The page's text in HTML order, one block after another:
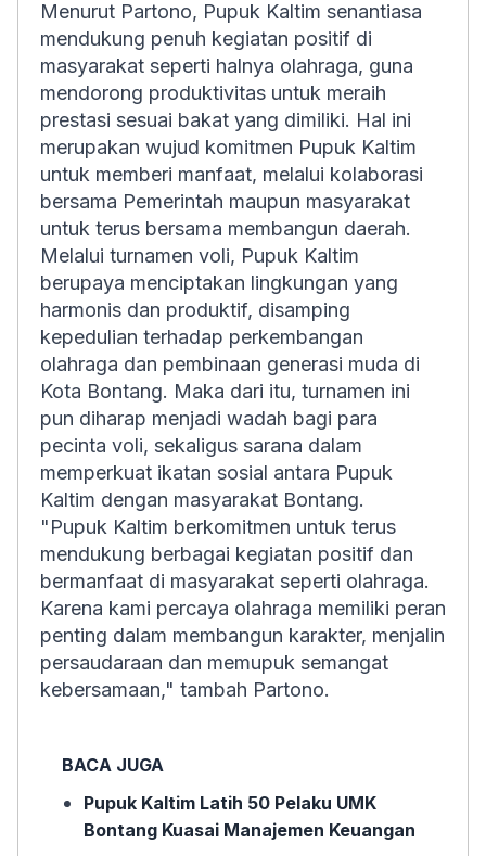
Menurut Partono, Pupuk Kaltim senantiasa
mendukung penuh kegiatan positif di
masyarakat seperti halnya olahraga, guna
mendorong produktivitas untuk meraih
prestasi sesuai bakat yang dimiliki. Hal ini
merupakan wujud komitmen Pupuk Kaltim
untuk memberi manfaat, melalui kolaborasi
bersama Pemerintah maupun masyarakat
untuk terus bersama membangun daerah.
Melalui turnamen voli, Pupuk Kaltim
berupaya menciptakan lingkungan yang
harmonis dan produktif, disamping
kepedulian terhadap perkembangan
olahraga dan pembinaan generasi muda di
Kota Bontang. Maka dari itu, turnamen ini
pun diharap menjadi wadah bagi para
pecinta voli, sekaligus sarana dalam
memperkuat ikatan sosial antara Pupuk
Kaltim dengan masyarakat Bontang.
"Pupuk Kaltim berkomitmen untuk terus
mendukung berbagai kegiatan positif dan
bermanfaat di masyarakat seperti olahraga.
Karena kami percaya olahraga memiliki peran
penting dalam membangun karakter, menjalin
persaudaraan dan memupuk semangat
kebersamaan," tambah Partono.
BACA JUGA
Pupuk Kaltim Latih 50 Pelaku UMK
Bontang Kuasai Manajemen Keuangan